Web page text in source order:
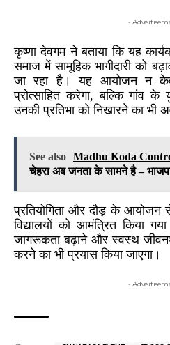
-
कृष्णा देवगम ने बताया कि यह
समाज में सामूहिक भागीदारी को
जा रहा है। यह आयोजन न
प्रोत्साहित करेगा, बल्कि
उनकी प्रतिभा को निखारने का भी
See also Madhu Koda
चेहरा अब जनता के सामने है – भाजपा
प्रतियोगिता और दौड़ के
विद्यालयों को आमंत्रित किया
जागरूकता बढ़ाने और स्वस्थ
करने का भी प्रयास किया जाएगा।
-